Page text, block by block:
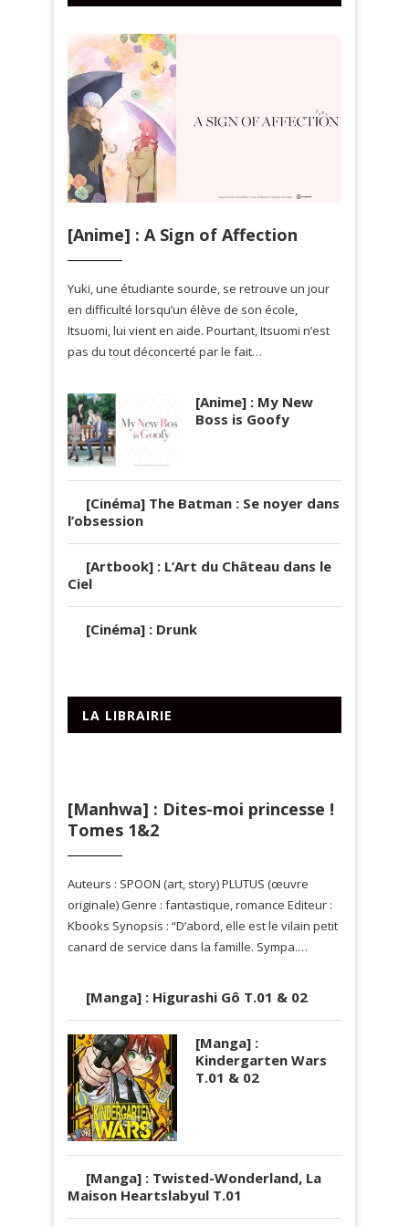
[Anime] : A Sign of Affection
Yuki, une étudiante sourde, se retrouve un jour
en difficulté lorsqu’un élève de son école,
Itsuomi, lui vient en aide. Pourtant, Itsuomi n’est
pas du tout déconcerté par le fait…
[Anime] : My New
Boss is Goofy
[Cinéma] The Batman : Se noyer dans
l’obsession
[Artbook] : L’Art du Château dans le
Ciel
[Cinéma] : Drunk
LA LIBRAIRIE
[Manhwa] : Dites-moi princesse !
Tomes 1&2
Auteurs : SPOON (art, story) PLUTUS (œuvre
originale) Genre : fantastique, romance Editeur :
Kbooks Synopsis : “D’abord, elle est le vilain petit
canard de service dans la famille. Sympa.…
[Manga] : Higurashi Gô T.01 & 02
[Manga] :
Kindergarten Wars
T.01 & 02
[Manga] : Twisted-Wonderland, La
Maison Heartslabyul T.01